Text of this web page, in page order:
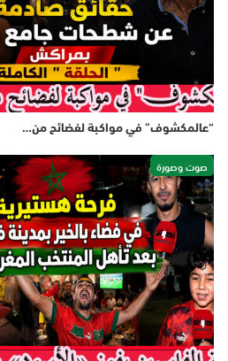
“عالمكشوف” في مواكبة لفضائح من…
صوت وصورة